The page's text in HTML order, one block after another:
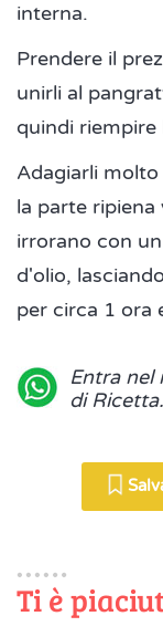
interna.
Prendere il
unirli al
quindi
Adagiarli
la parte
irrorano con
d'olio,
per circa 1 ora
Entra nel
di
Ti è